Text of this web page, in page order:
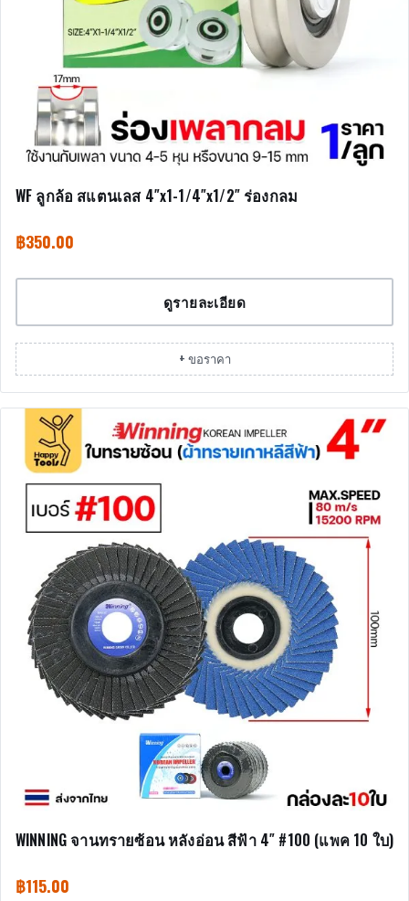
WF ลูกล้อ สแตนเลส 4″x1-1/4″x1/2″ ร่องกลม
฿350.00
ดูรายละเอียด
+ ขอราคา
WINNING จานทรายซ้อน หลังอ่อน สีฟ้า 4″ #100 (แพค 10 ใบ)
฿115.00